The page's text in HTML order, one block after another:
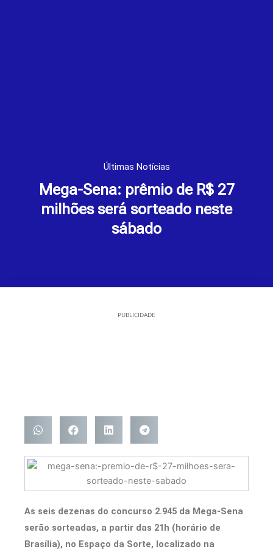
Últimas Notícias
Mega-Sena: prêmio de R$ 27
milhões será sorteado neste
sábado
PUBLICIDADE
As seis dezenas do concurso 2.945 da Mega-Sena
serão sorteadas, a partir das 21h (horário de
Brasília), no Espaço da Sorte, localizado na